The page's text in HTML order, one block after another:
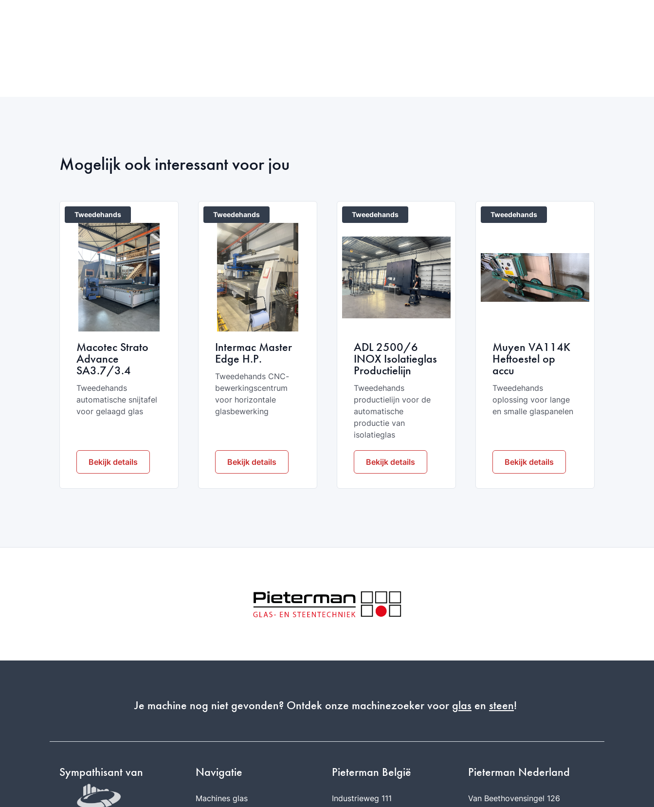
Mogelijk ook interessant voor jou
Tweedehands
Macotec Strato
Advance
SA3.7/3.4
Tweedehands
automatische snijtafel
voor gelaagd glas
Bekijk details
Tweedehands
Intermac Master
Edge H.P.
Tweedehands CNC-
bewerkingscentrum
voor horizontale
glasbewerking
Bekijk details
Tweedehands
ADL 2500/6
INOX Isolatieglas
Productielijn
Tweedehands
productielijn voor de
automatische
productie van
isolatieglas
Bekijk details
Tweedehands
Muyen VA114K
Heftoestel op
accu
Tweedehands
oplossing voor lange
en smalle glaspanelen
Bekijk details
Je machine nog niet gevonden? Ontdek onze machinezoeker voor glas en steen!
Sympathisant van Navigatie
Machines glas
Pieterman België
Industrieweg 111
Pieterman Nederland
Van Beethovensingel 126